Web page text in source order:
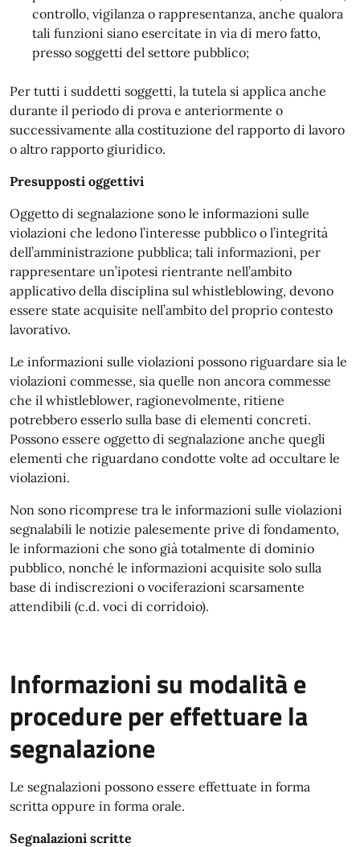
controllo, vigilanza o rappresentanza, anche qualora
tali funzioni siano esercitate in via di mero fatto,
presso soggetti del settore pubblico;
Per tutti i suddetti soggetti, la tutela si applica anche
durante il periodo di prova e anteriormente o
successivamente alla costituzione del rapporto di lavoro
o altro rapporto giuridico.
Presupposti oggettivi
Oggetto di segnalazione sono le informazioni sulle
violazioni che ledono l’interesse pubblico o l’integrità
dell’amministrazione pubblica; tali informazioni, per
rappresentare un’ipotesi rientrante nell’ambito
applicativo della disciplina sul whistleblowing, devono
essere state acquisite nell’ambito del proprio contesto
lavorativo.
Le informazioni sulle violazioni possono riguardare sia le
violazioni commesse, sia quelle non ancora commesse
che il whistleblower, ragionevolmente, ritiene
potrebbero esserlo sulla base di elementi concreti.
Possono essere oggetto di segnalazione anche quegli
elementi che riguardano condotte volte ad occultare le
violazioni.
Non sono ricomprese tra le informazioni sulle violazioni
segnalabili le notizie palesemente prive di fondamento,
le informazioni che sono già totalmente di dominio
pubblico, nonché le informazioni acquisite solo sulla
base di indiscrezioni o vociferazioni scarsamente
attendibili (c.d. voci di corridoio).
Informazioni su modalità e
procedure per effettuare la
segnalazione
Le segnalazioni possono essere effettuate in forma
scritta oppure in forma orale.
Segnalazioni scritte